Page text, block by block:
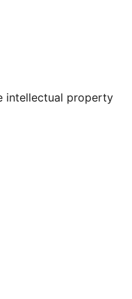
de Tumblr
intellectual property